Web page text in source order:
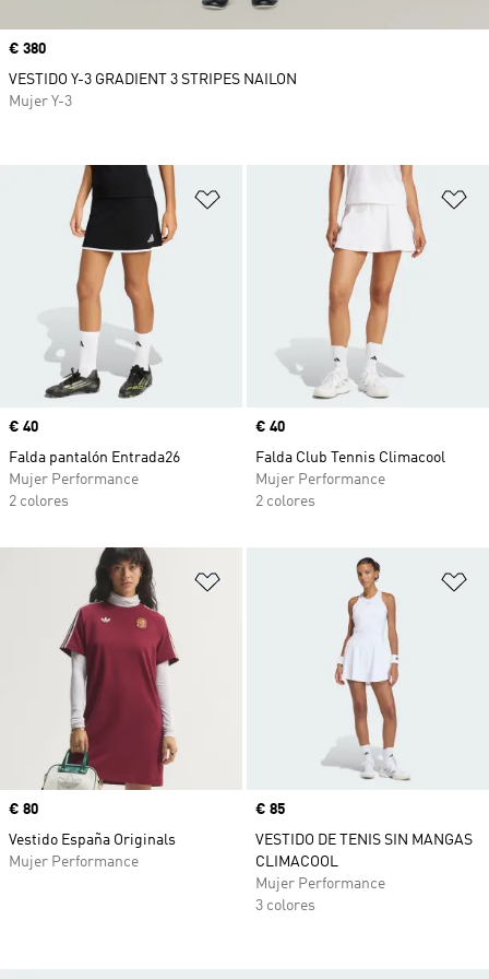
Añadir a la lista de deseos
Precio
€ 40
Falda pantalón Entrada26
Mujer Performance
2 colores
Precio
€ 40
Falda Club Tennis Climacool
Mujer Performance
2 colores
Añadir a la lista de deseos
Precio
€ 80
Vestido España Originals
Mujer Performance
Precio
€ 85
VESTIDO DE TENIS SIN MANGAS
CLIMACOOL
Mujer Performance
3 colores
Precio
€ 380
VESTIDO Y-3 GRADIENT 3 STRIPES NAILON
Mujer Y-3